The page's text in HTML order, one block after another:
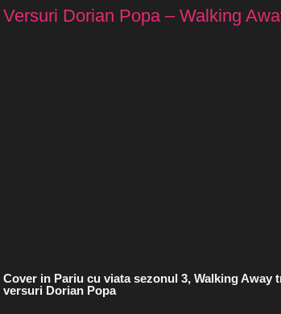
Versuri Dorian Popa – Walking
Cover in Pariu cu viata sezonul 3, Walking Away
versuri Dorian Popa